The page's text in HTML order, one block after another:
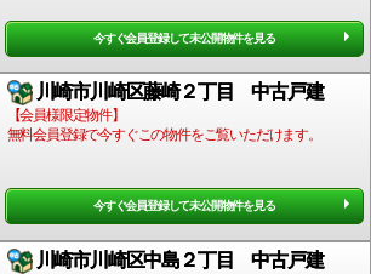
今すぐ会員登録して未公開物件を見る
川崎市川崎区藤崎２丁目 中古戸建
【会員様限定物件】
無料会員登録で今すぐこの物件をご覧いただけます。
今すぐ会員登録して未公開物件を見る
川崎市川崎区中島２丁目 中古戸建